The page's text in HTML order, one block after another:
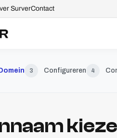
SurverContact
Domein 3 Configureren 4